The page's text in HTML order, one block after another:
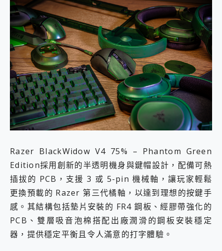
Razer BlackWidow V4 75% – Phantom Green
Edition採用創新的半透明機身與鍵帽設計，配備可熱
插拔的 PCB，支援 3 或 5-pin 機械軸，讓玩家輕鬆
更換預載的 Razer 第三代橘軸，以達到理想的按鍵手
感。其結構包括墊片安裝的 FR4 鋼板、經膠帶強化的
PCB、雙層吸音泡棉搭配出廠潤滑的鋼板安裝穩定
器，提供穩定平衡且令人滿意的打字體驗。